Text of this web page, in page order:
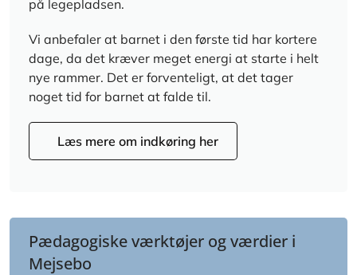
på legepladsen.
Vi anbefaler at barnet i den første tid har kortere
dage, da det kræver meget energi at starte i helt
nye rammer. Det er forventeligt, at det tager
noget tid for barnet at falde til.
Læs mere om indkøring her
Pædagogiske værktøjer og værdier i
Mejsebo